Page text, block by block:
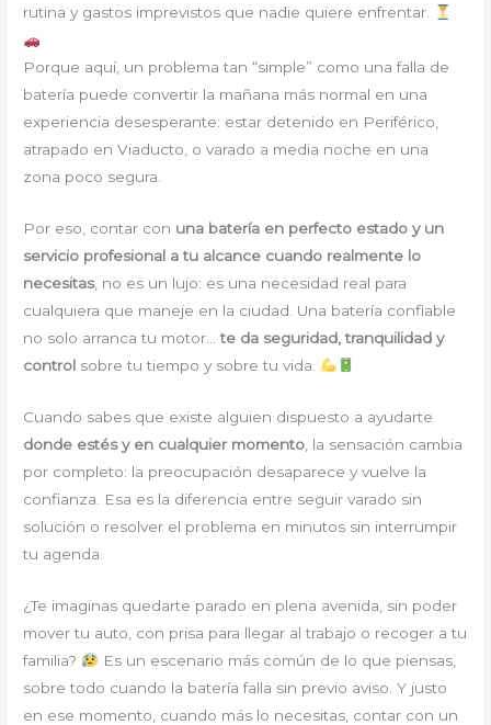
rutina y gastos imprevistos que nadie quiere enfrentar.
Porque aquí, un problema tan “simple” como una falla de
batería puede convertir la mañana más normal en una
experiencia desesperante: estar detenido en Periférico,
atrapado en Viaducto, o varado a media noche en una
zona poco segura.
Por eso, contar con una batería en perfecto estado y un
servicio profesional a tu alcance cuando realmente lo
necesitas, no es un lujo: es una necesidad real para
cualquiera que maneje en la ciudad. Una batería confiable
no solo arranca tu motor…te da seguridad, tranquilidad y
control sobre tu tiempo y sobre tu vida.
Cuando sabes que existe alguien dispuesto a ayudarte
donde estés y en cualquier momento , la sensación cambia
por completo: la preocupación desaparece y vuelve la
confianza. Esa es la diferencia entre seguir varado sin
solución o resolver el problema en minutos sin interrumpir
tu agenda.
¿Te imaginas quedarte parado en plena avenida, sin poder
mover tu auto, con prisa para llegar al trabajo o recoger a tu
familia?
Es un escenario más común de lo que piensas,
sobre todo cuando la batería falla sin previo aviso. Y justo
en ese momento, cuando más lo necesitas, contar con un